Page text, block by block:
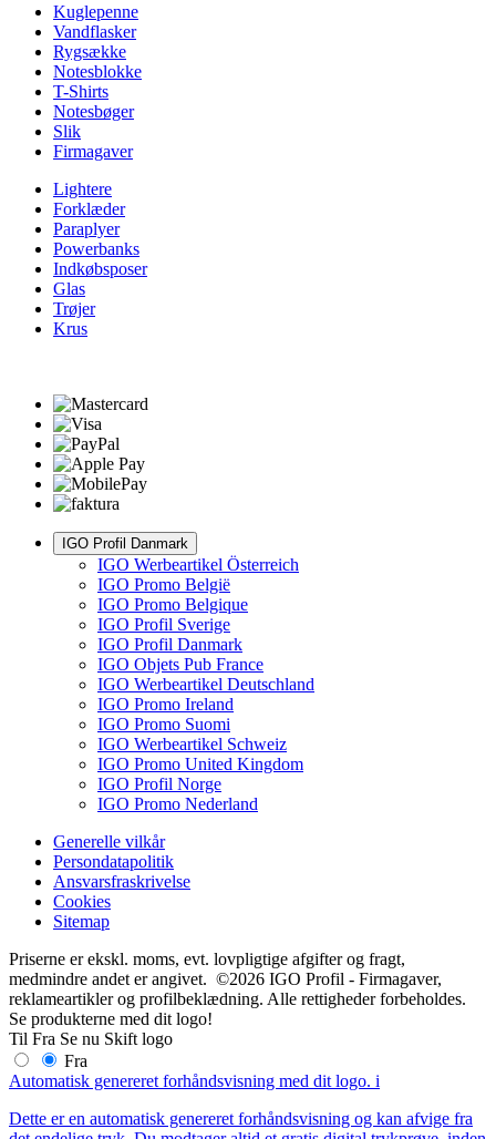
Kuglepenne
Vandflasker
Rygsække
Notesblokke
T-Shirts
Notesbøger
Slik
Firmagaver
Lightere
Forklæder
Paraplyer
Powerbanks
Indkøbsposer
Glas
Trøjer
Krus
IGO Profil Danmark
IGO Werbeartikel Österreich
IGO Promo België
IGO Promo Belgique
IGO Profil Sverige
IGO Profil Danmark
IGO Objets Pub France
IGO Werbeartikel Deutschland
IGO Promo Ireland
IGO Promo Suomi
IGO Werbeartikel Schweiz
IGO Promo United Kingdom
IGO Profil Norge
IGO Promo Nederland
Generelle vilkår
Persondatapolitik
Ansvarsfraskrivelse
Cookies
Sitemap
Priserne er ekskl. moms, evt. lovpligtige afgifter og fragt,
medmindre andet er angivet. ©2026 IGO Profil - Firmagaver,
reklameartikler og profilbeklædning. Alle rettigheder forbeholdes.
Se produkterne med dit logo!
Til Fra Se nu Skift logo
Fra
Automatisk genereret forhåndsvisning med dit logo. i
Dette er en automatisk genereret forhåndsvisning og kan afvige fra